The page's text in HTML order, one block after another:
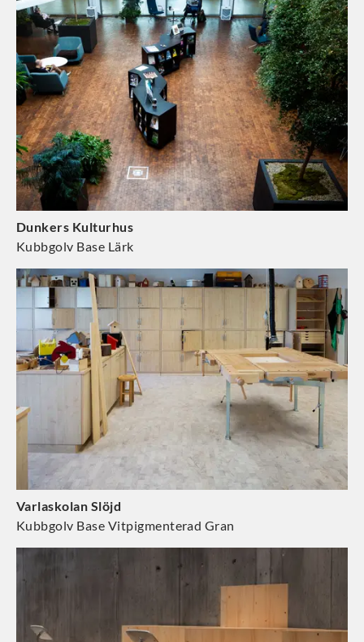
Dunkers Kulturhus
Kubbgolv Base Lärk
Varlaskolan Slöjd
Kubbgolv Base Vitpigmenterad Gran